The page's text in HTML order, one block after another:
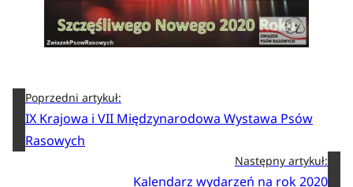
Poprzedni artykuł:
IX Krajowa i VII Międzynarodowa Wystawa Psów
Rasowych
Następny artykuł:
Kalendarz wydarzeń na rok 2020